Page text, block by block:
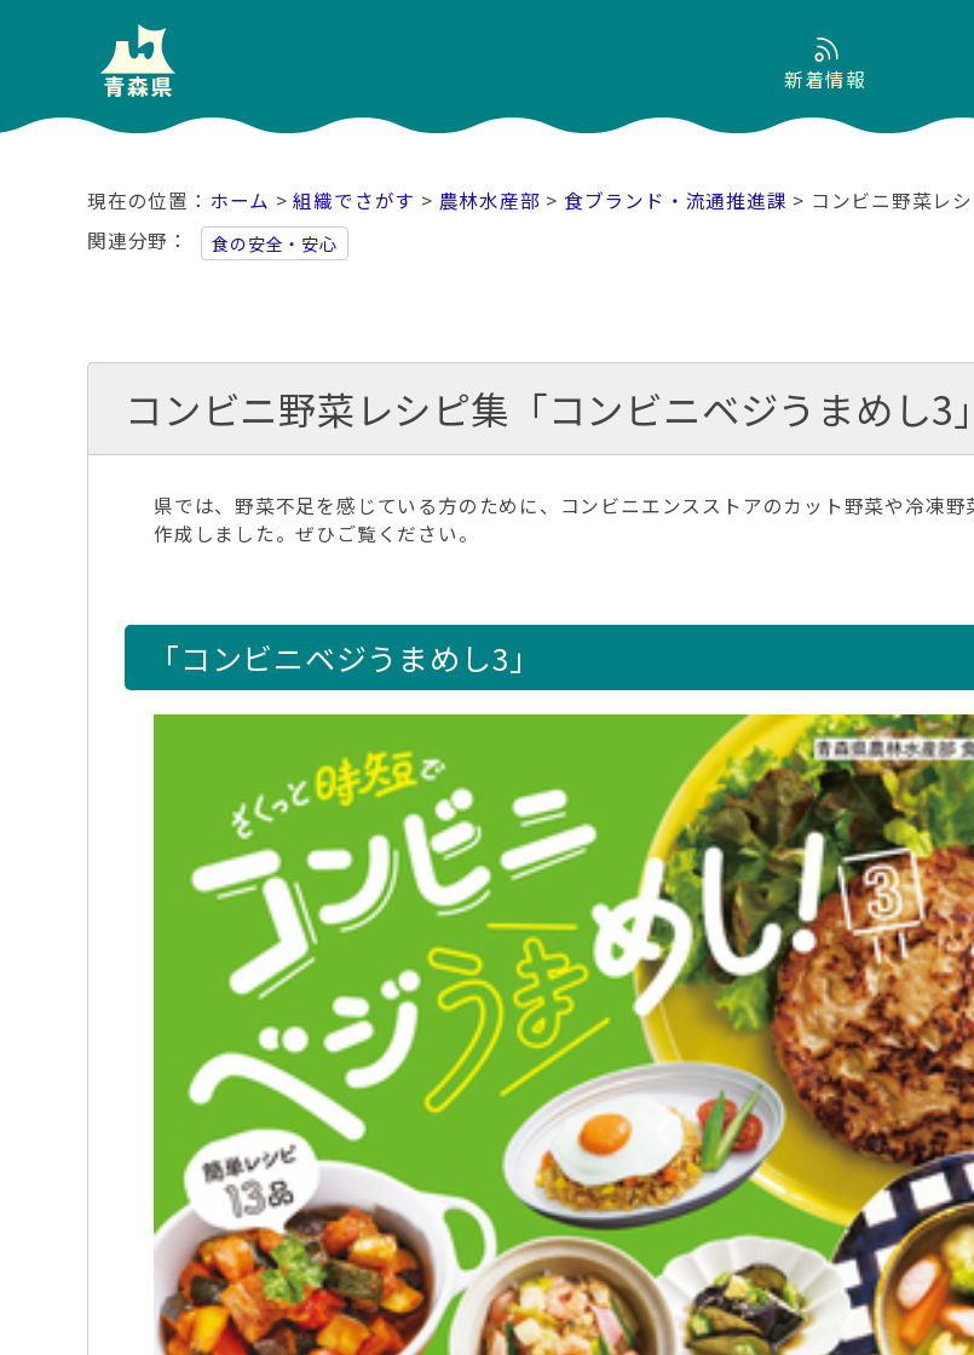
新着情報
ホーム >組織でさがす > 農林水産部 > 食ブランド・流通推進課 > コンビニ野菜レ
関連分野
食の安全・安心
コンビニ野菜レシピ集「コンビニベジうまめし3
県では、野菜不足を感じている方のために、コンビニエンスストアのカット野菜や冷凍
作成しました。ぜひご覧ください。
「コンビニベジうまめし3」